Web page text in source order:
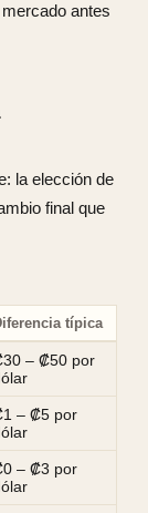
antes
la elección de
final que
típica
– ₡50 por
– ₡5 por
– ₡3 por